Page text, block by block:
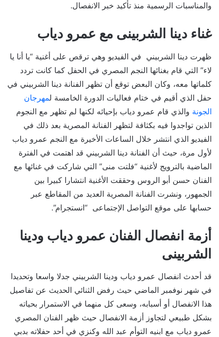
والمناسبات الرسمية منذ تأكيد خبر الانفصال.
غناء دينا الشربينى مع عمرو دياب
ظهرت دينا الشربيني في الفيديو وهي ترقص على أغنية “يا أنا يا
لاء” التي قام بغنائها النجم المصري في الحفل كما كانت تردد
كلماتها معه، وكان البعض توقع أن تظهر الفنانة دينا الشربيني في
حفل الذي أقيم في ختام فعاليات الدورة الخامسة لمهرجان
الجونة والذي قام عمرو دياب بإحيائه لكنها لم تظهر مع النجوم
الذين تواجدوا فيه بكثافة لتظهر الفنانة المصرية بعد ذلك في
الفيديو الذي انتشر خلال الساعات الأخيرة مع النجم عمرو دياب
لأول مرة، حيث أن الفنانة دينا الشربيني قد اهتمت في الفترة
الماضية بالترويج لأغنية “فلتت منى” التي شاركت في غنائها مع
الفنان حسن أبو الروس وحققت الأغنية انتشارا كبيرا بين
الجمهور، ونشرت الفنانة المصرية العديد من المقاطع عبر
حسابها على موقع التواصل الإجتماعى “انستجرام”.
أزمة انفصال الفنان عمرو دياب ودينا
الشربينى
قد أحدث انفصال عمرو دياب ودينا الشربيني جدلا واسعا وتحديدا
في شهر نوفمبر الماضي حيث رفض الثنائي الحديث عن تفاصيل
هذا الانفصال أو أسبابه، وسعى كل منهما في الاستمرار بحياته
بشكل طبيعي لتجاوز أزمة الانفصال حيث ظهر الفنان المصري
عمرو دياب مع ابنيه التوأم عبد الله وكنزي في أحد حفلاته بدبي